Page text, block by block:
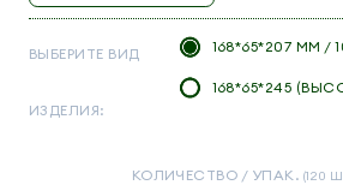
ВЫБЕРИТЕ ВИД
ИЗДЕЛИЯ:
168*65*207 ММ /
168*65*245
КОЛИЧЕСТВО / УПАК. (120